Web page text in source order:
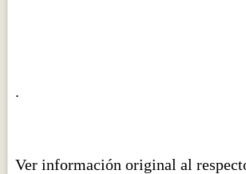
.
Ver información original al